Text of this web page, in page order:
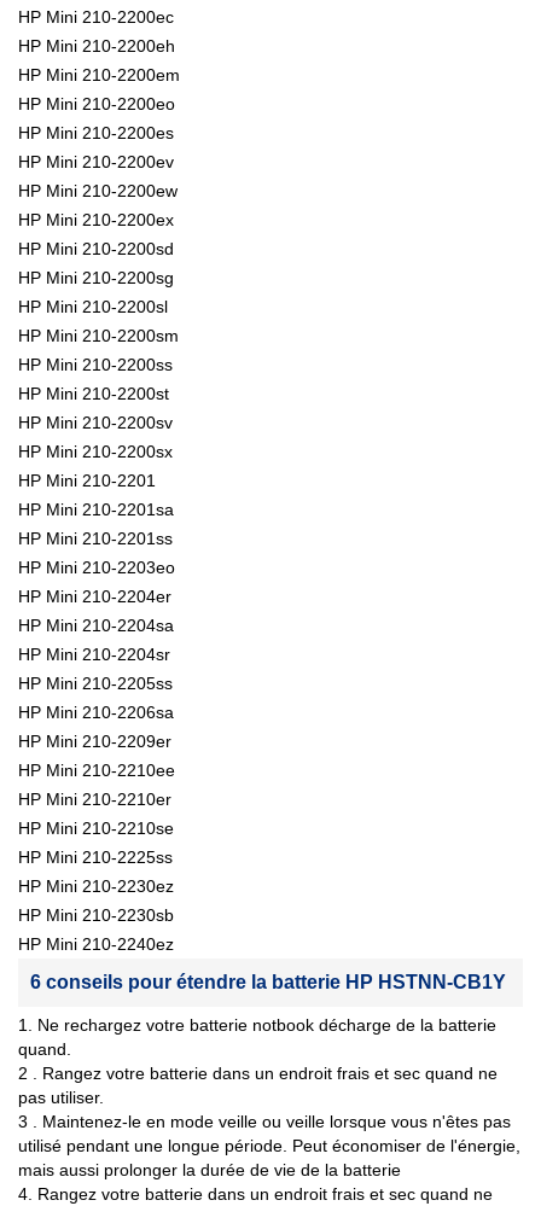
HP Mini 210-2200ec
HP Mini 210-2200eh
HP Mini 210-2200em
HP Mini 210-2200eo
HP Mini 210-2200es
HP Mini 210-2200ev
HP Mini 210-2200ew
HP Mini 210-2200ex
HP Mini 210-2200sd
HP Mini 210-2200sg
HP Mini 210-2200sl
HP Mini 210-2200sm
HP Mini 210-2200ss
HP Mini 210-2200st
HP Mini 210-2200sv
HP Mini 210-2200sx
HP Mini 210-2201
HP Mini 210-2201sa
HP Mini 210-2201ss
HP Mini 210-2203eo
HP Mini 210-2204er
HP Mini 210-2204sa
HP Mini 210-2204sr
HP Mini 210-2205ss
HP Mini 210-2206sa
HP Mini 210-2209er
HP Mini 210-2210ee
HP Mini 210-2210er
HP Mini 210-2210se
HP Mini 210-2225ss
HP Mini 210-2230ez
HP Mini 210-2230sb
HP Mini 210-2240ez
6 conseils pour étendre la batterie HP HSTNN-CB1Y
1. Ne rechargez votre batterie notbook décharge de la batterie
quand.
2 . Rangez votre batterie dans un endroit frais et sec quand ne
pas utiliser.
3 . Maintenez-le en mode veille ou veille lorsque vous n'êtes pas
utilisé pendant une longue période. Peut économiser de l'énergie,
mais aussi prolonger la durée de vie de la batterie
4. Rangez votre batterie dans un endroit frais et sec quand ne